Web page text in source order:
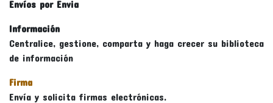
Envíos por Envia
Información
Centralice, gestione, comparta y haga crecer su biblioteca
de información
Firma
Envía y solicita firmas electrónicas.